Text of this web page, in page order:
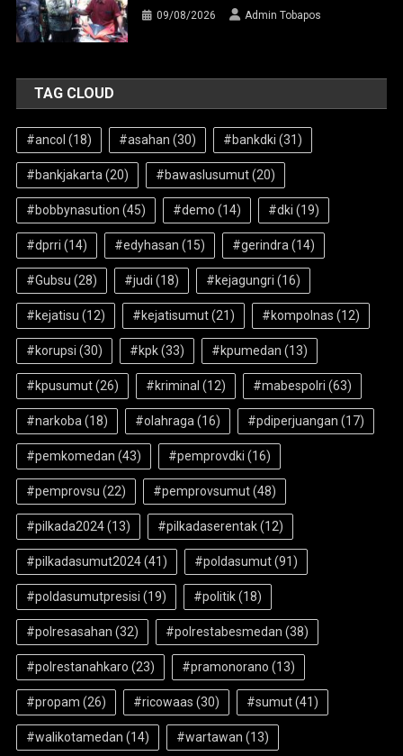
09/08/2026 Admin Tobapos
TAG CLOUD
#ancol (18) #asahan (30) #bankdki (31)
#bankjakarta (20) #bawaslusumut(20)
#bobbynasution (45) #demo (14) #dki (19)
#dprri (14) #edyhasan (15) #gerindra (14)
#Gubsu (28) #judi (18) #kejagungri (16)
#kejatisu (12) #kejatisumut(21) #kompolnas (12)
#korupsi (30) #kpk(33) #kpumedan (13)
#kpusumut(26) #kriminal (12) #mabespolri (63)
#narkoba (18) #olahraga (16) #pdiperjuangan (17)
#pemkomedan (43) #pemprovdki (16)
#pemprovsu (22) #pemprovsumut(48)
#pilkada2024(13) #pilkadaserentak(12)
#pilkadasumut2024(41) #poldasumut(91)
#poldasumutpresisi (19) #politik(18)
#polresasahan (32) #polrestabesmedan (38)
#polrestanahkaro (23) #pramonorano (13)
#propam (26) #ricowaas (30) #sumut(41)
#walikotamedan (14) #wartawan (13)